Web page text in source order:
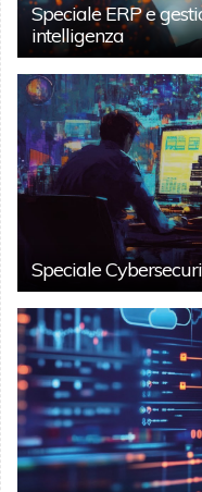
Speciale ERP e
intelligenza
Speciale